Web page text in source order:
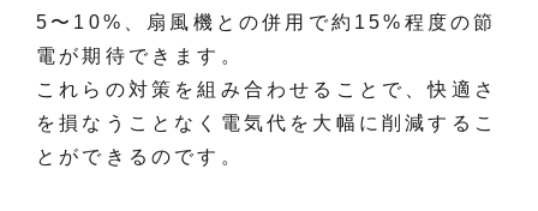
5〜10%、扇風機との併用で約15%程度の節
電が期待できます。
これらの対策を組み合わせることで、快適さ
を損なうことなく電気代を大幅に削減するこ
とができるのです。